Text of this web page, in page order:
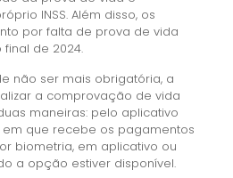
INSS. Além disso, os
por falta de prova de vida
de 2024.
não ser mais obrigatória, a
a comprovação de vida
maneiras: pelo aplicativo
em que recebe os pagamentos
biometria, em aplicativo ou
a opção estiver disponível.